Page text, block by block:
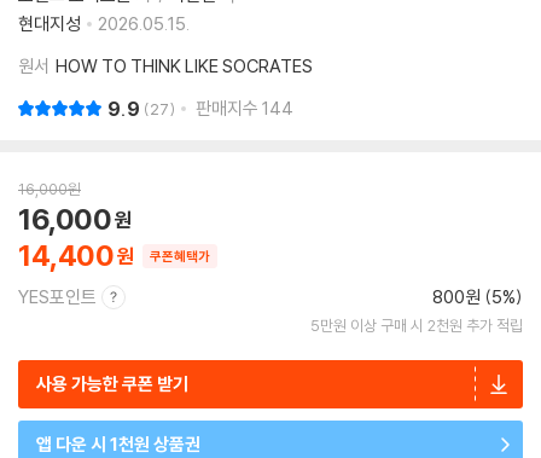
현대지성
2026.05.15.
원서 HOW TO THINK LIKE SOCRATES
9.9 27 판매지수 144
16,000원
14,400
16,000
쿠폰혜택가
YES포인트 800원 (5%)
5만원 이상 구매 시 2천원 추가 적립
사용 가능한 쿠폰 받기
앱 다운 시 1천원 상품권